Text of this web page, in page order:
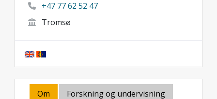
+47 77 62 52 47
Tromsø
Om
Forskning og undervisning